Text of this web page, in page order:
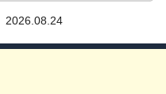
2026.08.24